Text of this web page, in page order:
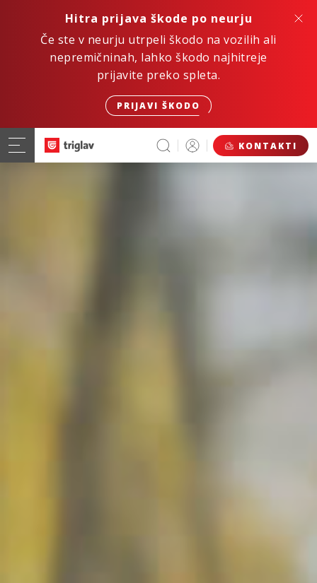
Hitra prijava škode po neurju
Če ste v neurju utrpeli škodo na vozilih ali
nepremičninah, lahko škodo najhitreje
prijavite preko spleta.
PRIJAVI ŠKODO
KONTAKTI